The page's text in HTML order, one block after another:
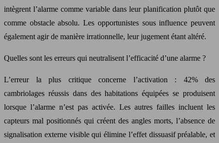
intègrent l’alarme comme variable dans leur planification plutôt que
comme obstacle absolu. Les opportunistes sous influence peuvent
également agir de manière irrationnelle, leur jugement étant altéré.
Quelles sont les erreurs qui neutralisent l’efficacité d’une alarme ?
L’erreur la plus critique concerne l’activation : 42% des
cambriolages réussis dans des habitations équipées se produisent
lorsque l’alarme n’est pas activée. Les autres failles incluent les
capteurs mal positionnés qui créent des angles morts, l’absence de
signalisation externe visible qui élimine l’effet dissuasif préalable, et